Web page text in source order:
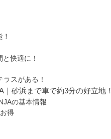
快適に！
スがある！
砂浜まで車で約3分の好立地！
の基本情報
得